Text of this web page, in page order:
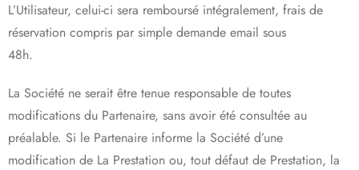
L’Utilisateur, celui-ci sera remboursé intégralement, frais de
réservation compris par simple demande email sous
48h.
La Société ne serait être tenue responsable de toutes
modifications du Partenaire, sans avoir été consultée au
préalable. Si le Partenaire informe la Société d’une
modification de La Prestation ou, tout défaut de Prestation, la